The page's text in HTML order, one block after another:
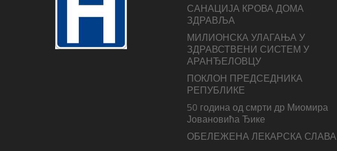
САНАЦИЈА КРОВА ДОМА
ЗДРАВЉА
МИЛИОНСКА УЛАГАЊА У
ЗДРАВСТВЕНИ СИСТЕМ У
АРАНЂЕЛОВЦУ
ПОКЛОН ПРЕДСЕДНИКА
РЕПУБЛИКЕ
50 година од смрти др Миомира
Јовановића Ђике
ОБЕЛЕЖЕНА ЛЕКАРСКА СЛАВА